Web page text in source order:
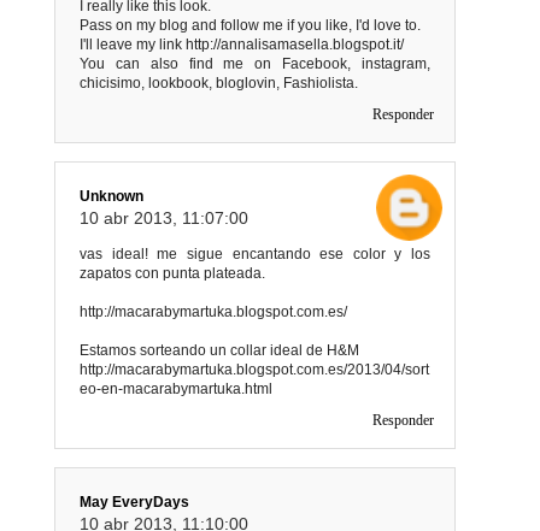
I really like this look.
Pass on my blog and follow me if you like, I'd love to.
I'll leave my link http://annalisamasella.blogspot.it/
You can also find me on Facebook, instagram,
chicisimo, lookbook, bloglovin, Fashiolista.
Responder
Unknown
10 abr 2013, 11:07:00
vas ideal! me sigue encantando ese color y los
zapatos con punta plateada.
http://macarabymartuka.blogspot.com.es/
Estamos sorteando un collar ideal de H&M
http://macarabymartuka.blogspot.com.es/2013/04/sort
eo-en-macarabymartuka.html
Responder
May EveryDays
10 abr 2013, 11:10:00